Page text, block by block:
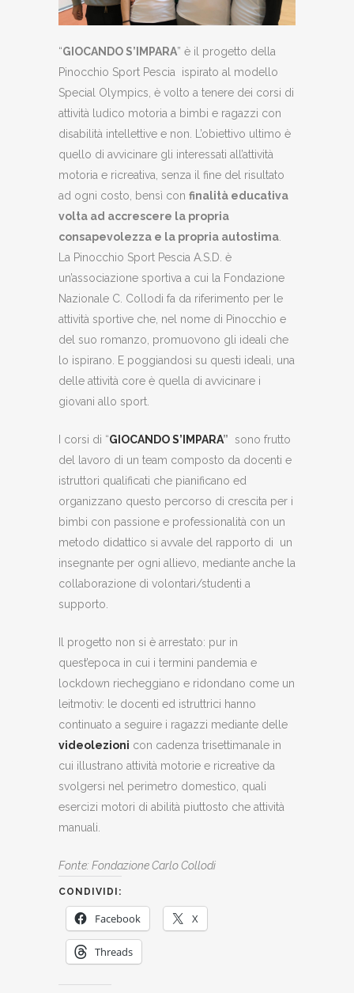
“GIOCANDO S’IMPARA” è il progetto della
Pinocchio Sport Pescia ispirato al modello
Special Olympics, è volto a tenere dei corsi di
attività ludico motoria a bimbi e ragazzi con
disabilità intellettive e non. L’obiettivo ultimo è
quello di avvicinare gli interessati all’attività
motoria e ricreativa, senza il fine del risultato
ad ogni costo, bensì con finalità educativa
volta ad accrescere la propria
consapevolezza e la propria autostima
La Pinocchio Sport Pescia A.S.D. è
un’associazione sportiva a cui la Fondazione
Nazionale C. Collodi fa da riferimento per le
attività sportive che, nel nome di Pinocchio e
del suo romanzo, promuovono gli ideali che
lo ispirano. E poggiandosi su questi ideali, una
delle attività core è quella di avvicinare i
giovani allo sport.
I corsi di “GIOCANDO S’IMPARA” sono frutto
del lavoro di un team composto da docenti e
istruttori qualificati che pianificano ed
organizzano questo percorso di crescita per i
bimbi con passione e professionalità con un
metodo didattico si avvale del rapporto di un
insegnante per ogni allievo, mediante anche la
collaborazione di volontari/studenti a
supporto.
Il progetto non si è arrestato: pur in
quest’epoca in cui i termini pandemia e
lockdown riecheggiano e ridondano come un
leitmotiv: le docenti ed istruttrici hanno
continuato a seguire i ragazzi mediante delle
videolezioni con cadenza trisettimanale in
cui illustrano attività motorie e ricreative da
svolgersi nel perimetro domestico, quali
esercizi motori di abilità piuttosto che attività
manuali.
Fonte: Fondazione Carlo Collodi
CONDIVIDI:
Facebook X
Threads